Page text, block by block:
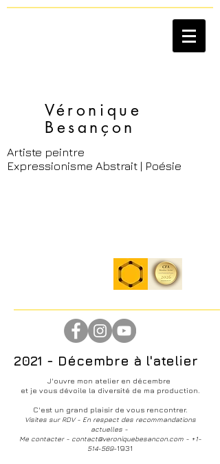
Véronique
Besançon​
Artiste peintre
Expressionisme Abstrait | Poésie
2021 - Décembre à l'atelier
J'ouvre mon atelier en décembre
et je vous dévoile la diversité de ma production.
C'est un grand plaisir de vous rencontrer.
Visites sur RDV - En respect des recommandations
actuelles -
Me contacter - contact@veroniquebesancon.com - +1-
514-569-1931